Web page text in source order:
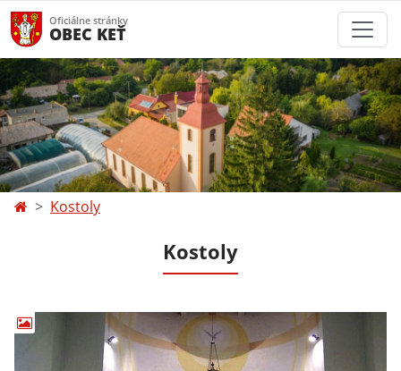
Oficiálne stránky
OBEC KEŤ
Kostoly
Kostoly